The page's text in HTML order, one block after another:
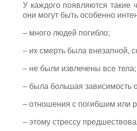
У каждого появляются такие
они могут быть особенно
– много людей погибло;
– их смерть была внезапной,
– не были извлечены все тела;
– была большая зависимость
– отношения с погибшим или
– этому стрессу